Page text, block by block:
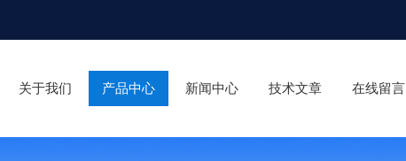
关于我们 产品中心 新闻中心 技术文章 在线留言